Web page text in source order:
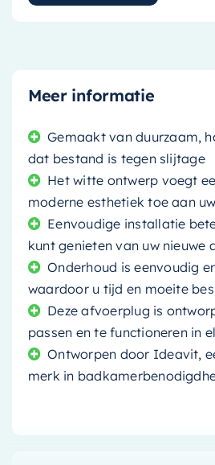
Meer informatie
Gemaakt van duurzaam,
dat bestand is tegen slijtage
Het witte ontwerp voegt
moderne esthetiek toe aan
Eenvoudige installatie
kunt genieten van uw nieuwe
Onderhoud is eenvoudig
waardoor u tijd en moeite
Deze afvoerplug is
passen en te functioneren in
Ontworpen door Ideavit,
merk in